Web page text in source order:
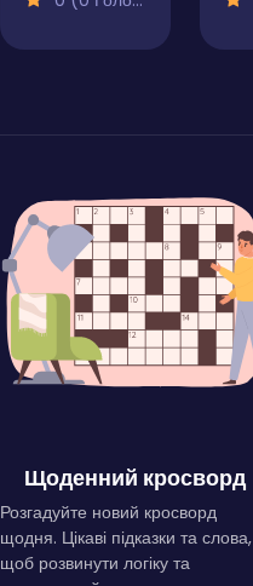
Щоденний кросворд
Розгадуйте новий кросворд
щодня. Цікаві підказки та слова,
щоб розвинути логіку та